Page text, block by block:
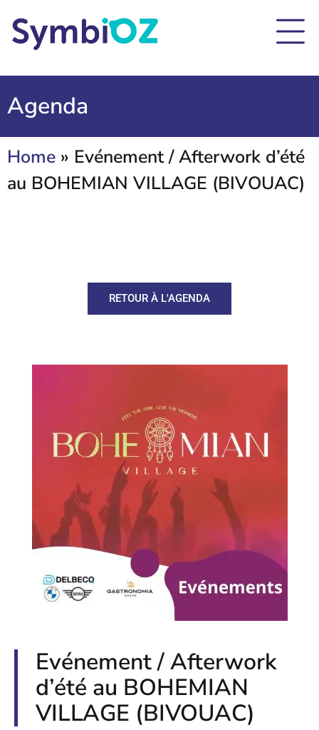
Agenda
Home » Evénement / Afterwork d’été
au BOHEMIAN VILLAGE (BIVOUAC)
RETOUR À L'AGENDA
Evénement / Afterwork
d’été au BOHEMIAN
VILLAGE (BIVOUAC)